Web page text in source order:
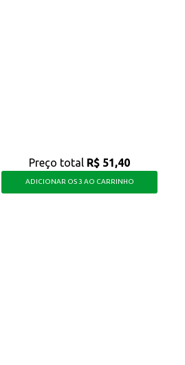
Preço total R$ 51,40
ADICIONAR OS 3 AO CARRINHO